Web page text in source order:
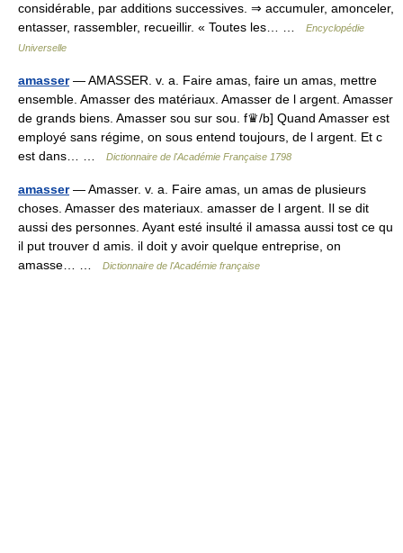
considérable, par additions successives. ⇒ accumuler, amonceler,
entasser, rassembler, recueillir. « Toutes les… …
Encyclopédie
Universelle
amasser— AMASSER. v. a. Faire amas, faire un amas, mettre
ensemble. Amasser des matériaux. Amasser de l argent. Amasser
de grands biens. Amasser sou sur sou. f♛/b] Quand Amasser est
employé sans régime, on sous entend toujours, de l argent. Et c
est dans… …
Dictionnaire de l'Académie Française 1798
amasser— Amasser. v. a. Faire amas, un amas de plusieurs
choses. Amasser des materiaux. amasser de l argent. Il se dit
aussi des personnes. Ayant esté insulté il amassa aussi tost ce qu
il put trouver d amis. il doit y avoir quelque entreprise, on
amasse… …
Dictionnaire de l'Académie française